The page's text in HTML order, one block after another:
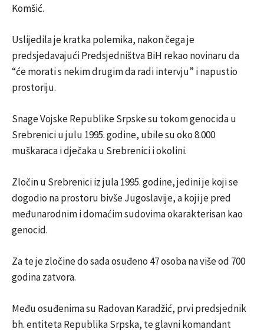
Komšić.
Uslijedila je kratka polemika, nakon čega je
predsjedavajući Predsjedništva BiH rekao novinaru da
“će morati s nekim drugim da radi intervju” i napustio
prostoriju.
Snage Vojske Republike Srpske su tokom genocida u
Srebrenici u julu 1995. godine, ubile su oko 8.000
muškaraca i dječaka u Srebrenici i okolini.
Zločin u Srebrenici iz jula 1995. godine, jedini je koji se
dogodio na prostoru bivše Jugoslavije, a koji je pred
međunarodnim i domaćim sudovima okarakterisan kao
genocid.
Za te je zločine do sada osuđeno 47 osoba na više od 700
godina zatvora.
Među osuđenima su Radovan Karadžić, prvi predsjednik
bh. entiteta Republika Srpska, te glavni komandant